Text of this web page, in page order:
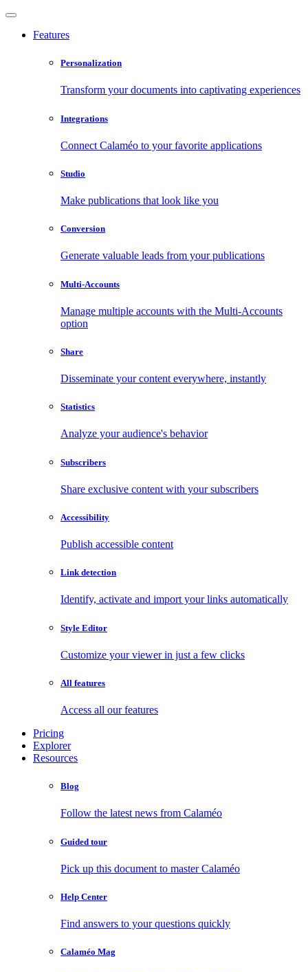
Features
Personalization
Transform your documents into captivating experiences
Integrations
Connect Calaméo to your favorite applications
Studio
Make publications that look like you
Conversion
Generate valuable leads from your publications
Multi-Accounts
Manage multiple accounts with the Multi-Accounts
option
Share
Disseminate your content everywhere, instantly
Statistics
Analyze your audience's behavior
Subscribers
Share exclusive content with your subscribers
Accessibility
Publish accessible content
Link detection
Identify, activate and import your links automatically
Style Editor
Customize your viewer in just a few clicks
All features
Access all our features
Pricing
Explorer
Resources
Blog
Follow the latest news from Calaméo
Guided tour
Pick up this document to master Calaméo
Help Center
Find answers to your questions quickly
Calaméo Mag